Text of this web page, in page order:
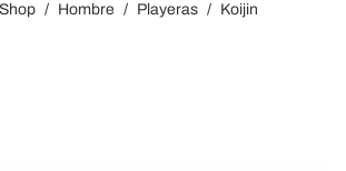
Shop / Hombre / Playeras / Koijin